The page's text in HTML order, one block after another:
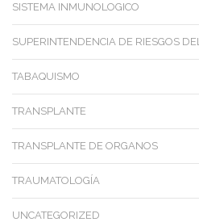
SISTEMA INMUNOLOGICO
SUPERINTENDENCIA DE RIESGOS
TABAQUISMO
TRANSPLANTE
TRANSPLANTE DE ORGANOS
TRAUMATOLOGÍA
UNCATEGORIZED